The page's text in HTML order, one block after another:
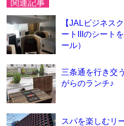
関連記事
【JALビジネス
ートIIIのシート
ール）
三条通を行き交
がらのランチ♪
スパを楽しむリ